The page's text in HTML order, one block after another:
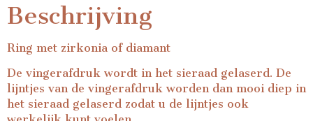
Beschrijving
Ring met zirkonia of diamant
De vingerafdruk wordt in het sieraad gelaserd. De
lijntjes van de vingerafdruk worden dan mooi diep in
het sieraad gelaserd zodat u de lijntjes ook